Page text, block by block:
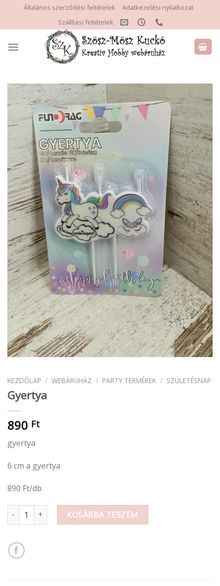
content
Általános szerződési feltételek
Adatkezelési nyilatkozat
Szállítási feltételek
KEZDŐLAP / WEBÁRUHÁZ / PARTY TERMÉKEK / SZÜLETÉSNAP
Gyertya
890 Ft
gyertya
6 cm a gyertya
890 Ft/db
Gyertya mennyiségKOSÁRBA TESZEM